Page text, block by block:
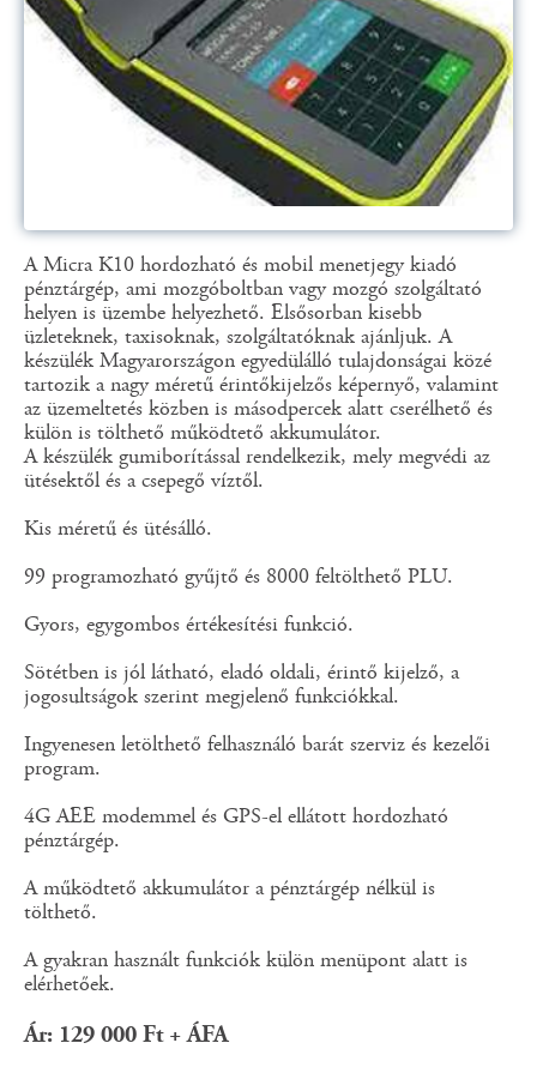
Ár: 129 000 Ft + ÁFA
A Micra K10 hordozható és mobil menetjegy kiadó
pénztárgép, ami mozgóboltban vagy mozgó szolgáltató
helyen is üzembe helyezhető. Elsősorban kisebb
üzleteknek, taxisoknak, szolgáltatóknak ajánljuk. A
készülék Magyarországon egyedülálló tulajdonságai közé
tartozik a nagy méretű érintőkijelzős képernyő, valamint
az üzemeltetés közben is másodpercek alatt cserélhető és
külön is tölthető működtető akkumulátor.
A készülék gumiborítással rendelkezik, mely megvédi az
ütésektől és a csepegő víztől.
Kis méretű és ütésálló.
99 programozható gyűjtő és 8000 feltölthető PLU.
Gyors, egygombos értékesítési funkció.
Sötétben is jól látható, eladó oldali, érintő kijelző, a
jogosultságok szerint megjelenő funkciókkal.
Ingyenesen letölthető felhasználó barát szerviz és kezelői
program.
4G AEE modemmel és GPS-el ellátott hordozható
pénztárgép.
A működtető akkumulátor a pénztárgép nélkül is
tölthető.
A gyakran használt funkciók külön menüpont alatt is
elérhetőek.